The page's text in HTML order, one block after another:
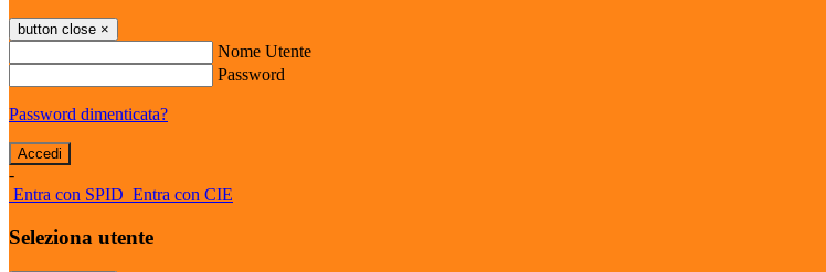
button close ×
Nome Utente
Password
Password dimenticata?
-
Entra con SPID Entra con CIE
Seleziona utente